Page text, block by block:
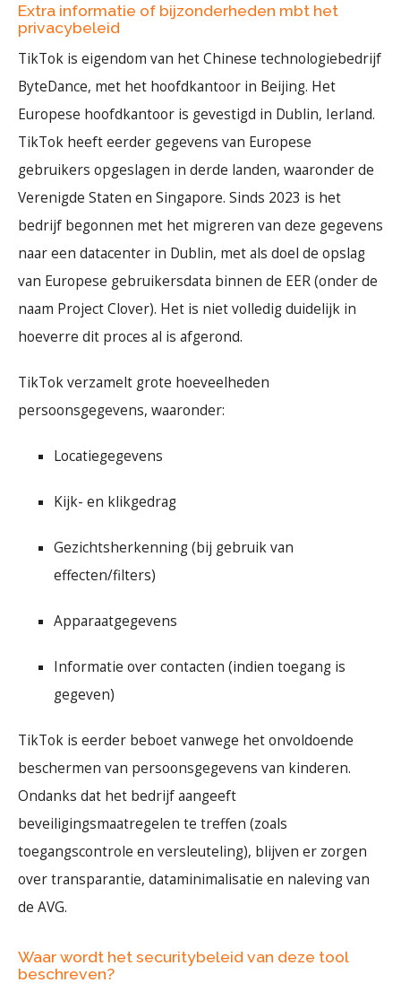
Extra informatie of bijzonderheden mbt het
privacybeleid
TikTok is eigendom van het Chinese technologiebedrijf
ByteDance, met het hoofdkantoor in Beijing. Het
Europese hoofdkantoor is gevestigd in Dublin, Ierland.
TikTok heeft eerder gegevens van Europese
gebruikers opgeslagen in derde landen, waaronder de
Verenigde Staten en Singapore. Sinds 2023 is het
bedrijf begonnen met het migreren van deze gegevens
naar een datacenter in Dublin, met als doel de opslag
van Europese gebruikersdata binnen de EER (onder de
naam Project Clover). Het is niet volledig duidelijk in
hoeverre dit proces al is afgerond.
TikTok verzamelt grote hoeveelheden
persoonsgegevens, waaronder:
Locatiegegevens
Kijk- en klikgedrag
Gezichtsherkenning (bij gebruik van
effecten/filters)
Apparaatgegevens
Informatie over contacten (indien toegang is
gegeven)
TikTok is eerder beboet vanwege het onvoldoende
beschermen van persoonsgegevens van kinderen.
Ondanks dat het bedrijf aangeeft
beveiligingsmaatregelen te treffen (zoals
toegangscontrole en versleuteling), blijven er zorgen
over transparantie, dataminimalisatie en naleving van
de AVG.
Waar wordt het securitybeleid van deze tool
beschreven?